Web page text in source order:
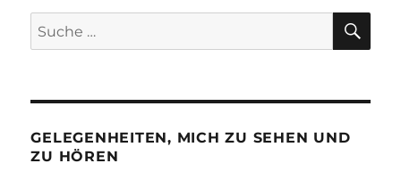
Suche
nach:
GELEGENHEITEN, MICH ZU SEHEN UND
ZU HÖREN